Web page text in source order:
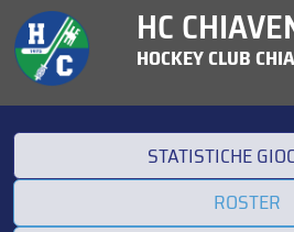
HC
HOCKEY CLUB
STATISTICHE
ROSTER